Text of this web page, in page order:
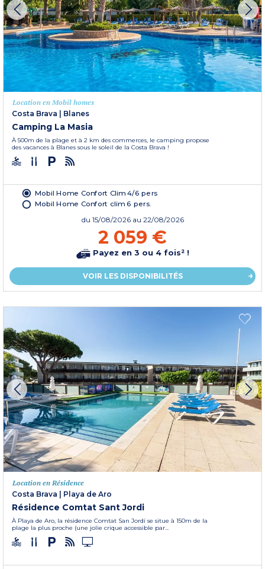
Location en Mobil homes
Costa Brava
Blanes
Camping La Masia
À 500m de la plage et à 2 km des commerces, le camping propose
des vacances à Blanes sous le soleil de la Costa Brava !
Mobil Home Confort Clim 4/6 pers
Mobil Home Confort clim 6 pers.
du 15/08/2026 au 22/08/2026
2 059 €
Payez en 3 ou 4 fois² !
VOIR LES DISPONIBILITÉS
Location en Résidence
Costa Brava | Playa de Aro
Résidence Comtat Sant Jordi
À Playa de Aro, la résidence Comtat San Jordí se situe à 150m de la
plage la plus proche (une jolie crique accessible par...